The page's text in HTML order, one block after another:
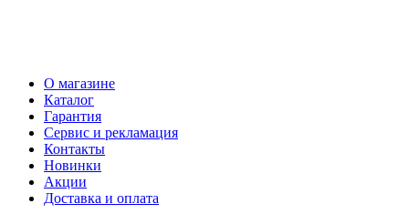
О магазине
Каталог
Гарантия
Сервис и рекламация
Контакты
Новинки
Акции
Доставка и оплата